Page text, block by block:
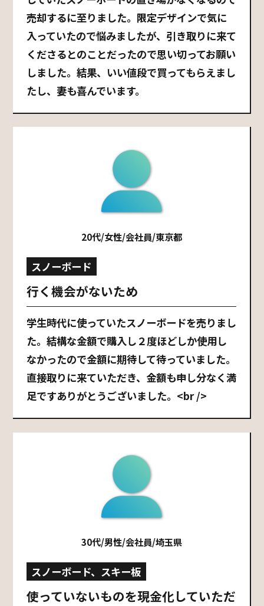
売却するに至りました。限定デザインで気に
入っていたので悩みましたが、引き取りに来て
くださるとのことだったので思い切ってお願い
しました。結果、いい値段で買ってもらえまし
たし、妻も喜んでいます。
20代/女性/会社員/東京都
スノーボード
行く機会がないため
学生時代に使っていたスノーボードを売りまし
た。結構な金額で購入し２度ほどしか使用し
なかったので金額に期待して待っていました。
直接取りに来ていただき、金額も申し分なく満
足ですありがとうございました。<br />
30代/男性/会社員/埼玉県
スノーボード、スキー板
使っていないものを現金化していただ